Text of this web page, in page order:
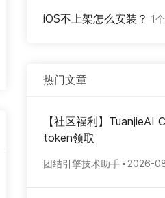
iOS不上架怎么安装？ 1
热门文章
【社区福利】TuanjieAI
token领取
团结引擎技术助手 2026-